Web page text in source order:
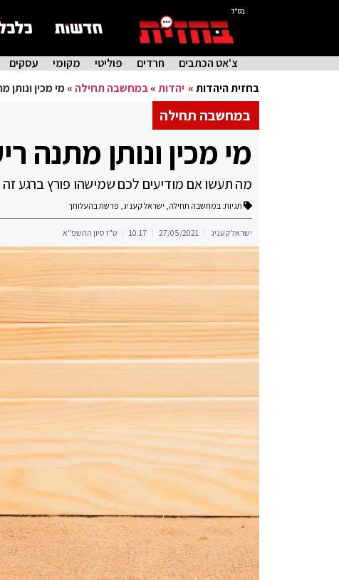
בס"ד
צ'אט הכתבים חרדים פוליטי מקומי עסקים
בחזית היהדות» יהדות»במחשבה תחילה »מי מכין ונותן
במחשבה תחילה
מי מכין ונותן מתנה
מה תעשו אם מודיעים לכם שמישהו פורץ ברגע זה
תגיות: במחשבה תחילה, ישראל קעניג, פרשת בהעלותך
ישראל קעניג 27/05/2021
10:17 ט"ז סיון התשפ"א